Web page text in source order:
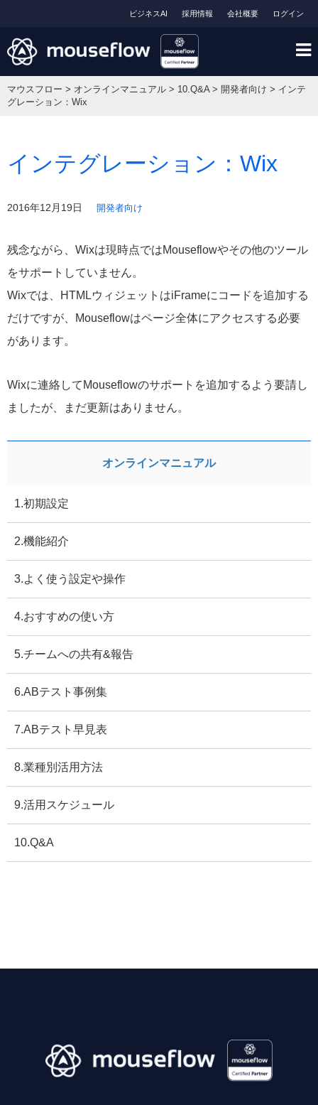
ログイン
会社概要
採用情報
ビジネスAI
マウスフロー > オンラインマニュアル > 10.Q&A> 開発者向け > インテ
グレーション：Wix
インテグレーション：Wix
2016年12月19日 開発者向け
残念ながら、Wixは現時点ではMouseflowやその他のツール
をサポートしていません。
Wixでは、HTMLウィジェットはiFrameにコードを追加する
だけですが、Mouseflowはページ全体にアクセスする必要
があります。
Wixに連絡してMouseflowのサポートを追加するよう要請し
ましたが、まだ更新はありません。
オンラインマニュアル
1.初期設定
2.機能紹介
3.よく使う設定や操作
4.おすすめの使い方
5.チームへの共有&報告
6.ABテスト事例集
7.ABテスト早見表
8.業種別活用方法
9.活用スケジュール
10.Q&A